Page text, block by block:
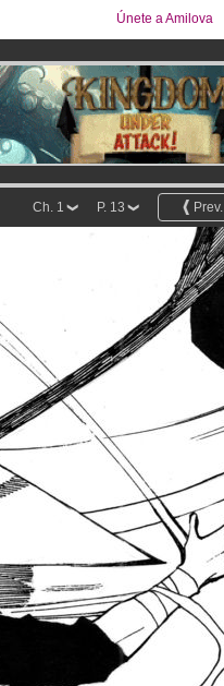
Únete a Amilova
Prev.
P. 13
Ch. 1